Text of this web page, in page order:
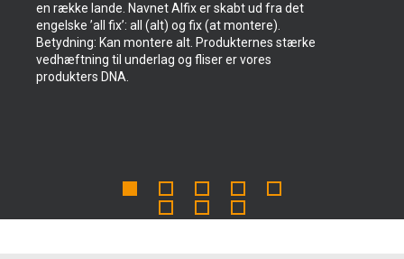
en række lande. Navnet Alfix er skabt ud fra det
engelske ’all fix’: all (alt) og fix (at montere).
Betydning: Kan montere alt. Produkternes stærke
vedhæftning til underlag og fliser er vores
produkters DNA.